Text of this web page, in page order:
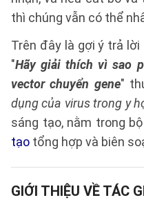
thì chúng vẫn có thể
Trên đây là gợi ý trả lời
"Hãy giải thích vì sao
vector chuyển gene"
dụng của virus trong y
sáng tạo, nằm trong bộ
tạo tổng hợp và biên
GIỚI THIỆU VỀ TÁC